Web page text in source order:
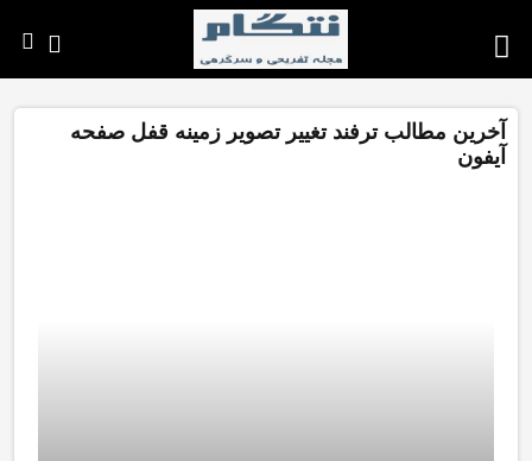
آخرین مطالب ترفند تغییر تصویر زمینه قفل صفحه
آیفون